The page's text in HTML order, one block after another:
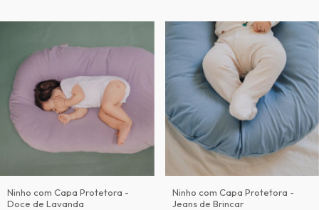
Ninho com Capa Protetora -
Doce de Lavanda
Ninho com Capa Protetora -
Jeans de Brincar